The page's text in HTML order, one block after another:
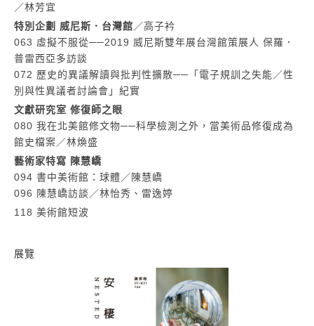
／林芳宜
特別企劃 威尼斯．台灣館 ／高子衿
063 虛擬不服從──2019 威尼斯雙年展台灣館策展人 保羅．
普雷西亞多訪談
072 歷史的異議解讀與批判性擴散──「電子規訓之失能／性
別與性異議者討論會」紀實
文獻研究室 修復師之眼
080 我在北美館修文物──科學檢測之外，當美術品修復成為
館史檔案 ／林煥盛
藝術家特寫 陳慧嶠
094 書中美術館：球體 ／陳慧嶠
096 陳慧嶠訪談 ／林怡秀、雷逸婷
118 美術館短波
展覽